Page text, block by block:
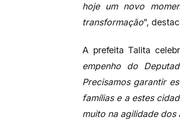
hoje um novo
transformação”,
A prefeita Talita
empenho do
Precisamos garantir
famílias e a estes
muito na agilidade dos